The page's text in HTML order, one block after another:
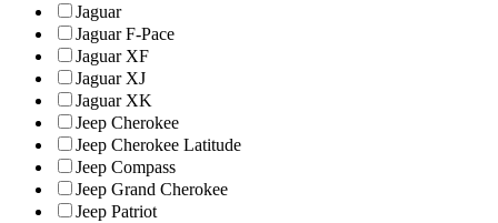
Jaguar
Jaguar F-Pace
Jaguar XF
Jaguar XJ
Jaguar XK
Jeep Cherokee
Jeep Cherokee Latitude
Jeep Compass
Jeep Grand Cherokee
Jeep Patriot